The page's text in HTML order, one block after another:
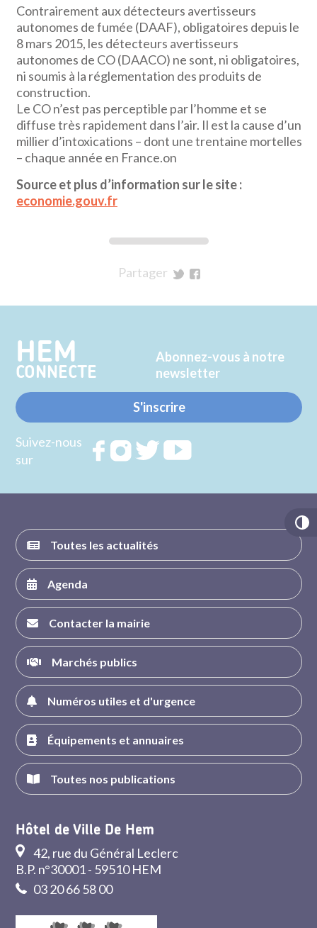
Contrairement aux détecteurs avertisseurs
autonomes de fumée (DAAF), obligatoires depuis le
8 mars 2015, les détecteurs avertisseurs
autonomes de CO (DAACO) ne sont, ni obligatoires,
ni soumis à la réglementation des produits de
construction.
Le CO n’est pas perceptible par l’homme et se
diffuse très rapidement dans l’air. Il est la cause d’un
millier d’intoxications – dont une trentaine mortelles
– chaque année en France.on
Source et plus d’information sur le site :
economie.gouv.fr
Partager
Twitter
Facebook
HEM
CONNECTE
Abonnez-vous à notre
newsletter
S'inscrire
Suivez-nous
sur
RejoignezRejoignezRejoignez
Toutes les actualités
Agenda
Contacter la mairie
Marchés publics
Numéros utiles et d'urgence
Équipements et annuaires
Toutes nos publications
Hôtel de Ville De Hem
42, rue du Général Leclerc
B.P. n°30001 - 59510 HEM
03 20 66 58 00